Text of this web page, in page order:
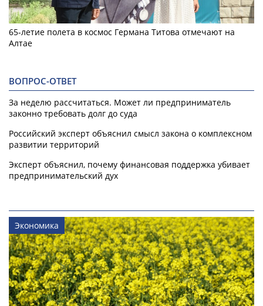
65-летие полета в космос Германа Титова отмечают на
Алтае
ВОПРОС-ОТВЕТ
За неделю рассчитаться. Может ли предприниматель
законно требовать долг до суда
Российский эксперт объяснил смысл закона о комплексном
развитии территорий
Эксперт объяснил, почему финансовая поддержка убивает
предпринимательский дух
Экономика